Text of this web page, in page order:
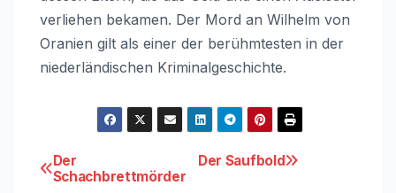
verliehen bekamen. Der Mord an Wilhelm von
Oranien gilt als einer der berühmtesten in der
niederländischen Kriminalgeschichte.
Beitragsnavigation
Der Saufbold
Der
Schachbrettmörder